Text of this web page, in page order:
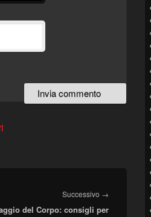
Successivo →
successivo:
del Corpo: consigli per